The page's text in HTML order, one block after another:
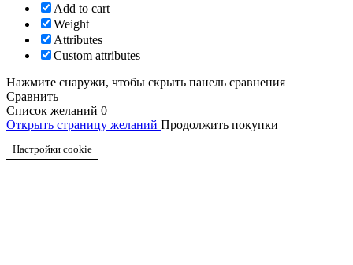
Add to cart
Weight
Attributes
Custom attributes
Нажмите снаружи, чтобы скрыть панель сравнения
Сравнить
Список желаний 0
Открыть страницу желаний Продолжить покупки
Настройки cookie